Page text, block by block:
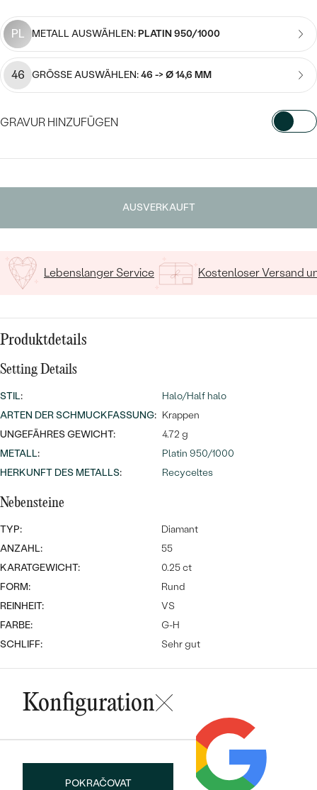
Meistverkaufte
Eheringe
MIT LAB GROWN DIAMANT
MIT MOISSANIT
MIT FARBIGEN DIAMANTEN
MIT SCHWARZEN DIAMANTEN
MIT SALT AND PEPPER DIAMANTEN
MIT EDELSTEIN
GOLD
SILBER
Wave Kollektion
ANSEHEN
SILBER
PLATIN
NACH STEIN
SCHMUCK MIT LAB GROWN
PERLENSCHMUCK
NACH STYL
PERSONALISIERT
SYMBOLISCH
MINIMALISTISCH
NACH ANLASS
MASSGEFERTIGTER
DIAMANTEN
PERLENOHRRINGE
NACH PREIS
Meistverkaufte
Ohrrinnge
MIT DIAMANT
MIT EDELSTEIN
Personalisierte
Halsketten
MIT EDELSTEIN
PERLENRINGE
NACH PREIS
PREISWERTE
LUXURIÖSE
Meistverkaufte
ANSEHEN
PL METALL AUSWÄHLEN:PLATIN 950/1000
46 GRÖSSE AUSWÄHLEN:46 -> Ø 14,6 MM
GRAVUR HINZUFÜGEN
AUSVERKAUFT
Lebenslanger Service Kostenloser Versand
Produktdetails
Setting Details
STIL:
Halo/Half halo
ARTEN DER SCHMUCKFASSUNG: Krappen
UNGEFÄHRES GEWICHT:
4.72 g
METALL:
Platin 950/1000
HERKUNFT DES METALLS: Recyceltes
Nebensteine
TYP:
Diamant
ANZAHL:
55
KARATGEWICHT:
0.25 ct
FORM:
Rund
REINHEIT:
VS
FARBE:
G-H
SCHLIFF:
Sehr gut
Konfiguration
POKRAČOVAT